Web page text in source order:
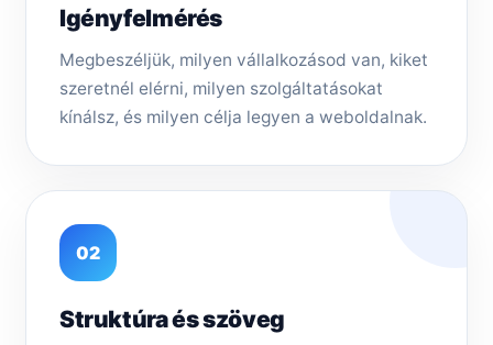
Igényfelmérés
Megbeszéljük, milyen vállalkozásod van, kiket
szeretnél elérni, milyen szolgáltatásokat
kínálsz, és milyen célja legyen a weboldalnak.
02
Struktúra és szöveg